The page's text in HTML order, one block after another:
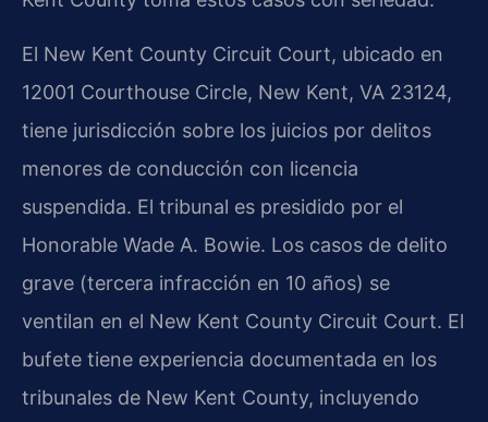
El New Kent County Circuit Court, ubicado en
12001 Courthouse Circle, New Kent, VA 23124,
tiene jurisdicción sobre los juicios por delitos
menores de conducción con licencia
suspendida. El tribunal es presidido por el
Honorable Wade A. Bowie. Los casos de delito
grave (tercera infracción en 10 años) se
ventilan en el New Kent County Circuit Court. El
bufete tiene experiencia documentada en los
tribunales de New Kent County, incluyendo